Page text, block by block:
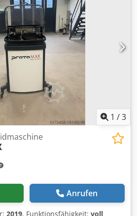
1 /3
Anrufen
2019, Funktionsfähigkeit: voll